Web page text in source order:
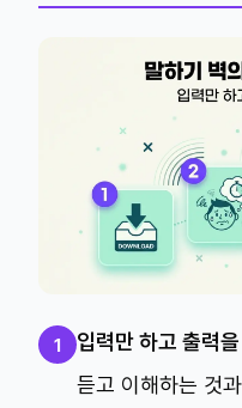
1
입력만 하고 출력
듣고 이해하는 것